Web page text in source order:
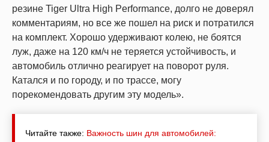
резине Tiger Ultra High Performance, долго не доверял
комментариям, но все же пошел на риск и потратился
на комплект. Хорошо удерживают колею, не боятся
луж, даже на 120 км/ч не теряется устойчивость, и
автомобиль отлично реагирует на поворот руля.
Катался и по городу, и по трассе, могу
порекомендовать другим эту модель».
Читайте также: Важность шин для автомобилей: